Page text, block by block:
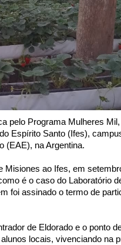
pelo Programa Mulheres
Espírito Santo (Ifes),
(EAE), na Argentina.
Misiones ao Ifes, em
é o caso do Laboratório
foi assinado o termo de
de Eldorado e o ponto
locais, vivenciando na